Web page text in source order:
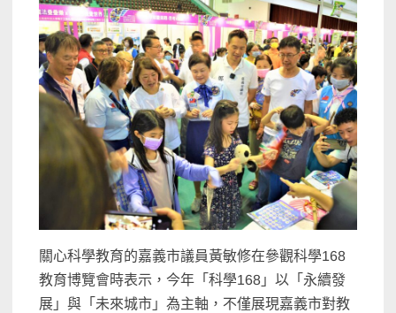
關心科學教育的嘉義市議員黃敏修在參觀科學168
教育博覽會時表示，今年「科學168」以「永續發
展」與「未來城市」為主軸，不僅展現嘉義市對教